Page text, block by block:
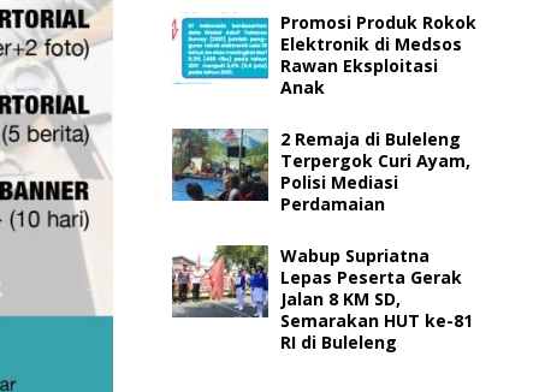
Promosi Produk Rokok
Elektronik di Medsos
Rawan Eksploitasi
Anak
2 Remaja di Buleleng
Terpergok Curi Ayam,
Polisi Mediasi
Perdamaian
Wabup Supriatna
Lepas Peserta Gerak
Jalan 8 KM SD,
Semarakan HUT ke-81
RI di Buleleng